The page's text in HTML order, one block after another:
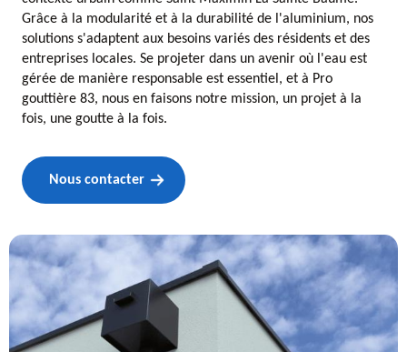
Grâce à la modularité et à la durabilité de l'aluminium, nos
solutions s'adaptent aux besoins variés des résidents et des
entreprises locales. Se projeter dans un avenir où l'eau est
gérée de manière responsable est essentiel, et à Pro
gouttière 83, nous en faisons notre mission, un projet à la
fois, une goutte à la fois.
Nous contacter